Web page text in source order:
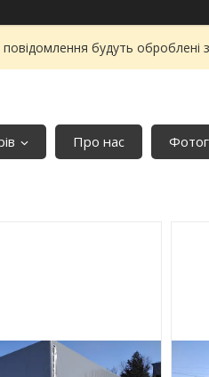
будуть
Про нас